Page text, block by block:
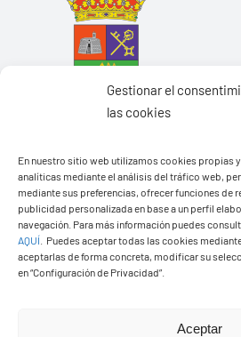
Gestionar el
las cookies
En nuestro sitio web utilizamos cookies propias
analíticas mediante el análisis del tráfico web,
mediante sus preferencias, ofrecer funciones de
publicidad personalizada en base a un perfil
navegación. Para más información puedes
AQUÍ
Puedes aceptar todas las cookies
aceptarlas de forma concreta, modificar su
en “Configuración de Privacidad”.
Aceptar
Ayuntamiento de Yaiza
Pza. de Los Remedios, 1
35570 – Yaiza
Tel:928 83 62 20